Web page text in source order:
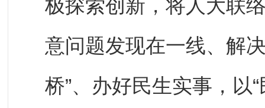
极探索创新，将人大联
意问题发现在一线、解
桥”、办好民生实事，以